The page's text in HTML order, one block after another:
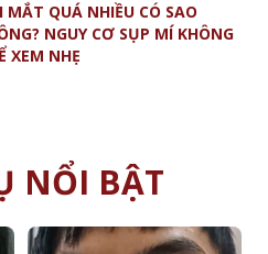
MẮT QUÁ NHIỀU CÓ SAO
NGUY CƠ SỤP MÍ KHÔNG
XEM NHẸ
NỔI BẬT